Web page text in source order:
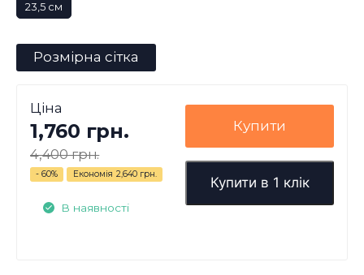
23,5 см
Розмірна сітка
Ціна
1,760 грн.
4,400 грн.
- 60% Економія 2,640 грн.
В наявності
Купити
Купити в 1 клік